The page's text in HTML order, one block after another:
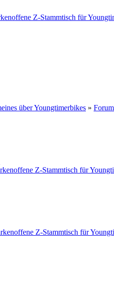
Z-Stammtisch für
über Youngtimerbikes »
Z-Stammtisch für
Z-Stammtisch für